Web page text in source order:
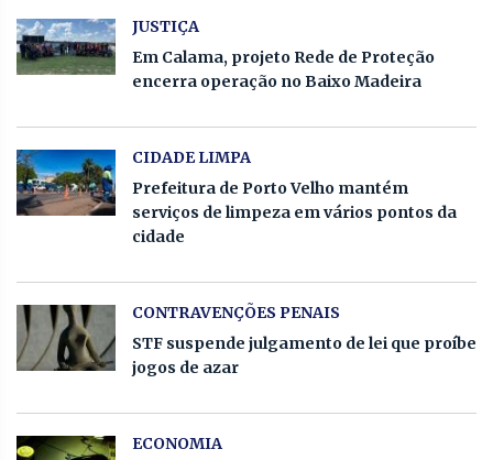
JUSTIÇA
Em Calama, projeto Rede de Proteção
encerra operação no Baixo Madeira
CIDADE LIMPA
Prefeitura de Porto Velho mantém
serviços de limpeza em vários pontos da
cidade
CONTRAVENÇÕES PENAIS
STF suspende julgamento de lei que proíbe
jogos de azar
ECONOMIA